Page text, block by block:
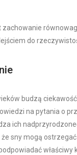
zachowanie
do
budzą ciekawość
na pytania o
ich
sny mogą
właściwy